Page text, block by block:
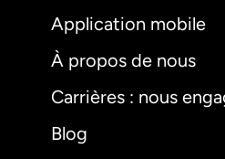
Application mobile
À propos de nous
Carrières : nous
Blog